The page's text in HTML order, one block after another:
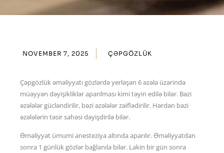
NOVEMBER 7, 2025 ÇƏPGÖZLÜK
Çəpgözlük əməliyyatı gözlərdə yerləşən 6 əzələ üzərində
müəyyən dəyişikliklər aparılması kimi təyin edilə bilər. Bəzi
əzələlər gücləndirilir, bəzi əzələlər zəiflədirilir. Hərdən bəzi
əzələlərin təsir sahəsi dəyişdirilə bilər.
Əməliyyat ümumi anesteziya altında aparılır. Əməliyyatdan
sonra 1 günlük gözlər bağlanıla bilər. Lakin bir gün sonra